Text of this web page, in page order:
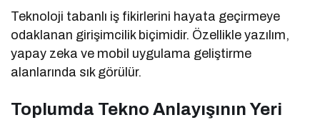
Teknoloji tabanlı iş fikirlerini hayata geçirmeye
odaklanan girişimcilik biçimidir. Özellikle yazılım,
yapay zeka ve mobil uygulama geliştirme
alanlarında sık görülür.
Toplumda Tekno Anlayışının Yeri